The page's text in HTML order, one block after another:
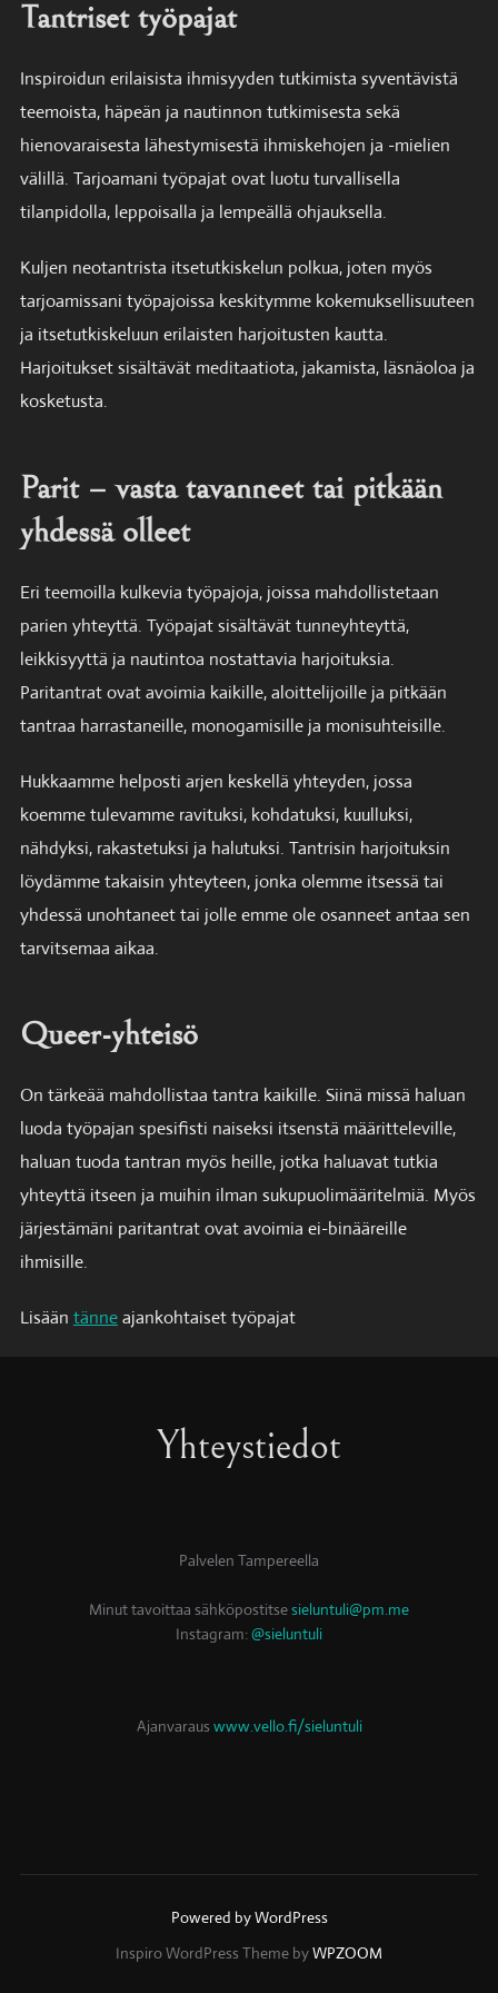
Tantriset työpajat
Inspiroidun erilaisista ihmisyyden tutkimista syventävistä
teemoista, häpeän ja nautinnon tutkimisesta sekä
hienovaraisesta lähestymisestä ihmiskehojen ja -mielien
välillä. Tarjoamani työpajat ovat luotu turvallisella
tilanpidolla, leppoisalla ja lempeällä ohjauksella.
Kuljen neotantrista itsetutkiskelun polkua, joten myös
tarjoamissani työpajoissa keskitymme kokemuksellisuuteen
ja itsetutkiskeluun erilaisten harjoitusten kautta.
Harjoitukset sisältävät meditaatiota, jakamista, läsnäoloa ja
kosketusta.
Parit – vasta tavanneet tai pitkään
yhdessä olleet
Eri teemoilla kulkevia työpajoja, joissa mahdollistetaan
parien yhteyttä. Työpajat sisältävät tunneyhteyttä,
leikkisyyttä ja nautintoa nostattavia harjoituksia.
Paritantrat ovat avoimia kaikille, aloittelijoille ja pitkään
tantraa harrastaneille, monogamisille ja monisuhteisille.
Hukkaamme helposti arjen keskellä yhteyden, jossa
koemme tulevamme ravituksi, kohdatuksi, kuulluksi,
nähdyksi, rakastetuksi ja halutuksi. Tantrisin harjoituksin
löydämme takaisin yhteyteen, jonka olemme itsessä tai
yhdessä unohtaneet tai jolle emme ole osanneet antaa sen
tarvitsemaa aikaa.
Queer-yhteisö
On tärkeää mahdollistaa tantra kaikille. Siinä missä haluan
luoda työpajan spesifisti naiseksi itsenstä määritteleville,
haluan tuoda tantran myös heille, jotka haluavat tutkia
yhteyttä itseen ja muihin ilman sukupuolimääritelmiä. Myös
järjestämäni paritantrat ovat avoimia ei-binääreille
ihmisille.
Lisään tänneajankohtaiset työpajat
Yhteystiedot
Palvelen Tampereella
Minut tavoittaa sähköpostitsesieluntuli@pm.me
Instagram:@sieluntuli
Ajanvaraus www.vello.fi/sieluntuli
Powered by WordPress
Inspiro WordPress Theme byWPZOOM